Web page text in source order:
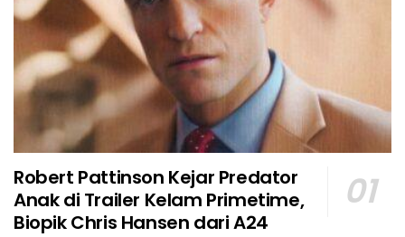
Robert Pattinson Kejar Predator
Anak di Trailer Kelam Primetime,
Biopik Chris Hansen dari A24